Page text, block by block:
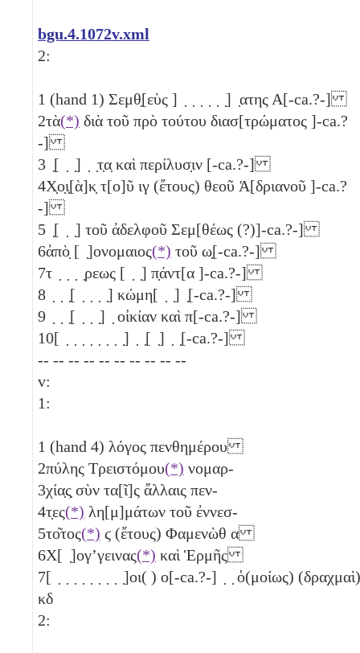
bgu.4.1072v.xml
2:
1 (hand 1) Σεμθ̣[εὺς ] ̣ ̣ ̣ ̣ ̣ ̣] ̣ατης Α[-ca.?-]
2τὰ(*) διὰ τοῦ πρὸ τούτου διασ[τρώματος ]-ca.?
-]
3 ̣[ ̣ ̣] ̣ ̣τ̣α̣ καὶ περίλυσ̣ιν [-ca.?-]
4Χ̣ο̣ι̣[ὰ]κ̣ τ[ο]ῦ ιγ (ἔτους) θεοῦ Ἁ[δριανοῦ ]-ca.?
-]
5 ̣[ ̣ ̣] τοῦ ἀδελφοῦ Σεμ[θέως (?)]-ca.?-]
6ἀπὸ̣ [ ̣]ονομαιος(*) τοῦ ω̣[-ca.?-]
7τ ̣ ̣ ̣ ̣ρεως [ ̣ ̣] π̣άντ[α ]-ca.?-]
8 ̣ ̣ ̣[ ̣ ̣ ̣ ̣] κώμη[ ̣ ̣] ̣[-ca.?-]
9 ̣ ̣ ̣[ ̣ ̣ ̣] ̣ οἰκίαν καὶ π[-ca.?-]
10[ ̣ ̣ ̣ ̣ ̣ ̣ ̣ ̣] ̣ ̣[ ̣] ̣ ̣[-ca.?-]
-- -- -- -- -- -- -- -- -- --
v:
1:
1 (hand 4) λόγος πενθημέρου
2πύλης Τρειστόμου(*) νομαρ-
3χία̣ς̣ σὺν τα[ῖ]ς ἄλλαις πεν-
4τ̣ες(*) λη[μ]μάτων τοῦ ἐννεσ-
5το͂τος(*) ϛ (ἔτους) Φαμενὼθ α
6Χ[ ̣]ογ’γεινας(*) καὶ Ἑρμῆς
7[ ̣ ̣ ̣ ̣ ̣ ̣ ̣ ̣ ̣]οι( ) ο[-ca.?-] ̣ ̣ ὁ(μοίως) (δραχμαὶ)
κδ
2: